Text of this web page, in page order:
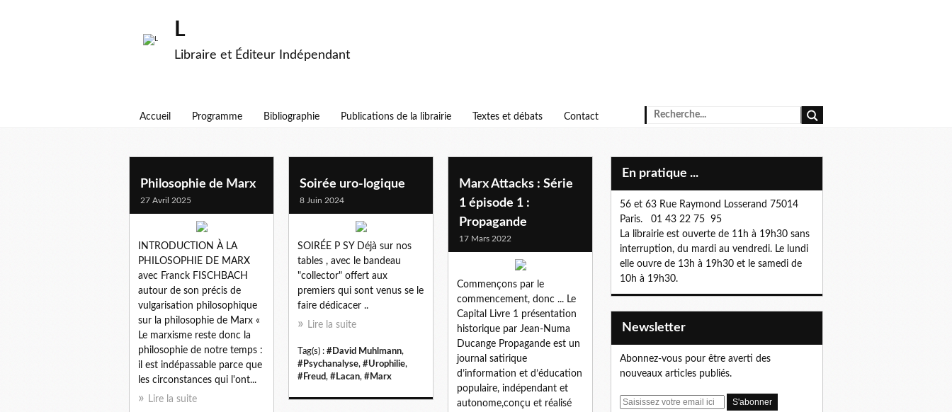
L
Libraire et Éditeur Indépendant
Accueil Programme Bibliographie Publications de la librairie Textes et débats Contact
marx
Philosophie de Marx
27 Avril 2025
INTRODUCTION À LA
PHILOSOPHIE DE MARX
avec Franck FISCHBACH
autour de son précis de
vulgarisation philosophique
sur la philosophie de Marx «
Le marxisme reste donc la
philosophie de notre temps :
il est indépassable parce que
les circonstances qui l'ont...
Lire la suite
Soirée uro-logique
8 Juin 2024
SOIRÉE P SY Déjà sur nos
tables , avec le bandeau
"collector" offert aux
premiers qui sont venus se le
faire dédicacer ..
Lire la suite
Tag(s) : #David Muhlmann,
#Psychanalyse, #Urophilie,
#Freud, #Lacan, #Marx
Marx Attacks : Série
1 épisode 1 :
Propagande
17 Mars 2022
Commençons par le
commencement, donc ... Le
Capital Livre 1 présentation
historique par Jean-Numa
Ducange Propagande est un
journal satirique
d’information et d’éducation
populaire, indépendant et
autonome,conçu et réalisé
En pratique ...
56 et 63 Rue Raymond Losserand 75014
Paris. 01 43 22 75 95
La librairie est ouverte de 11h à 19h30 sans
interruption, du mardi au vendredi. Le lundi
elle ouvre de 13h à 19h30 et le samedi de
10h à 19h30.
Newsletter
Abonnez-vous pour être averti des
nouveaux articles publiés.
E